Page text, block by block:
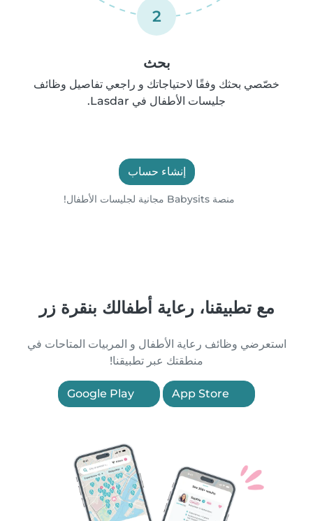
2
بحث
خصّصي بحثك وفقًا لاحتياجاتك و راجعي تفاصيل وظائف
جليسات الأطفال في Lasdar.
إنشاء حساب
منصة Babysits مجانية لجليسات الأطفال!
مع تطبيقنا، رعاية أطفالك بنقرة زر
استعرضي وظائف رعاية الأطفال و المربيات المتاحات في
منطقتك عبر تطبيقنا!